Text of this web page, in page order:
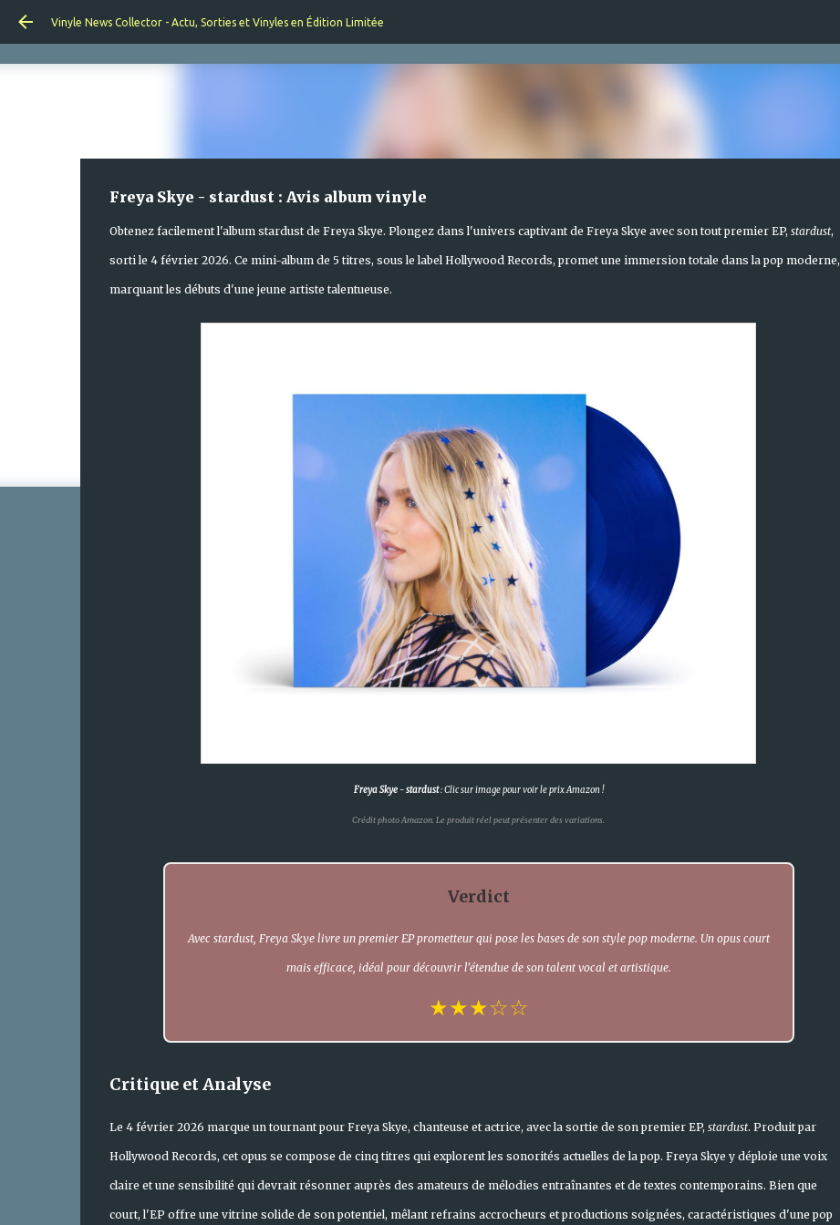
Vinyle News Collector - Actu, Sorties et Vinyles en Édition Limitée
Freya Skye - stardust : Avis album vinyle
Obtenez facilement l'album stardust de Freya Skye. Plongez dans l'univers captivant de Freya Skye avec son tout premier EP, stardust,
sorti le 4 février 2026. Ce mini-album de 5 titres, sous le label Hollywood Records, promet une immersion totale dans la pop moderne,
marquant les débuts d'une jeune artiste talentueuse.
Freya Skye-stardust: Clic sur image pour voir le prix Amazon !
Crédit photo Amazon. Le produit réel peut présenter des variations.
Verdict
Avec stardust, Freya Skye livre un premier EP prometteur qui pose les bases de son style pop moderne. Un opus court
mais efficace, idéal pour découvrir l'étendue de son talent vocal et artistique.
★★★☆☆
Critique et Analyse
Le 4 février 2026 marque un tournant pour Freya Skye, chanteuse et actrice, avec la sortie de son premier EP, stardust. Produit par
Hollywood Records, cet opus se compose de cinq titres qui explorent les sonorités actuelles de la pop. Freya Skye y déploie une voix
claire et une sensibilité qui devrait résonner auprès des amateurs de mélodies entraînantes et de textes contemporains. Bien que
court, l'EP offre une vitrine solide de son potentiel, mêlant refrains accrocheurs et productions soignées, caractéristiques d'une pop